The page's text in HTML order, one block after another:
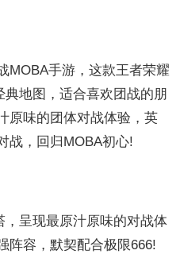
手游，这款王者荣耀
地图，适合喜欢团战的朋
原味的团体对战体验，英
战，回归MOBA初心!
呈现最原汁原味的对战体
阵容，默契配合极限666!